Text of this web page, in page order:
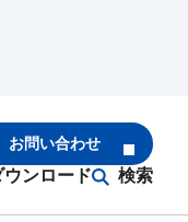
ウンロード 検索
お問い合わせ